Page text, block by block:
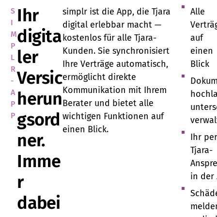
S
I
M
P
L
R
-
A
P
P
Ihr
digita
ler
Versic
herun
gsord
ner.
Imme
r
dabei
simplr ist die App, die Tjara
digital erlebbar macht —
kostenlos für alle Tjara-
Kunden. Sie synchronisiert
Ihre Verträge automatisch,
ermöglicht direkte
Kommunikation mit Ihrem
Berater und bietet alle
wichtigen Funktionen auf
einen Blick.
Alle
auf
einen
Blick
Ihr
Tjara-
in der